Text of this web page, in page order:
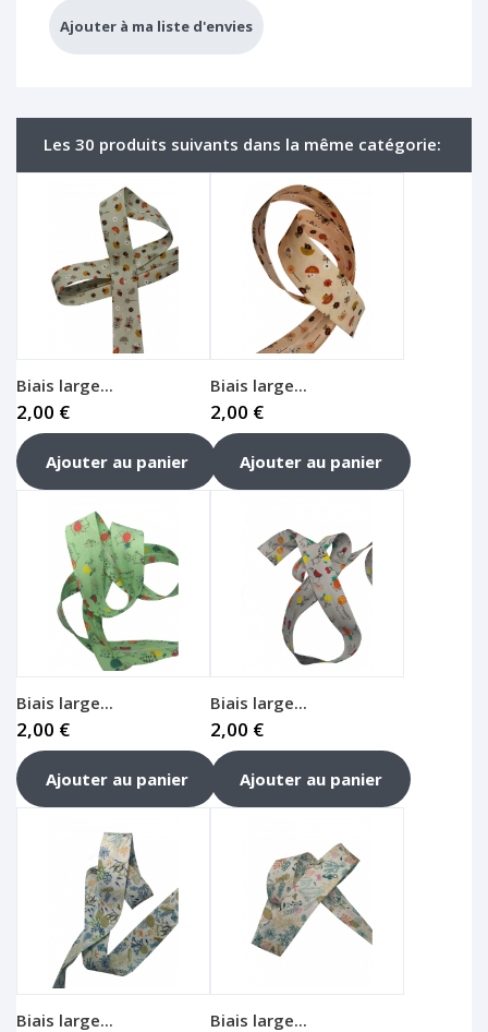
Ajouter à ma liste d'envies
Les 30 produits suivants dans la même catégorie:
Biais large...
2,00 €
Ajouter au panier
Biais large...
2,00 €
Ajouter au panier
Biais large...
2,00 €
Ajouter au panier
Biais large...
2,00 €
Ajouter au panier
Biais large... Biais large...